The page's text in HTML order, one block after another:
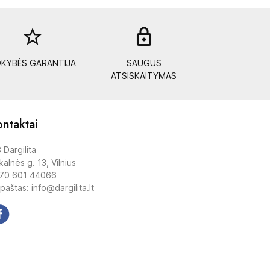
star_border
GARANTIJA
SAUGUS
ATSISKAITYMAS
Dargilita
g. 13, Vilnius
601 44066
info@dargilita.lt